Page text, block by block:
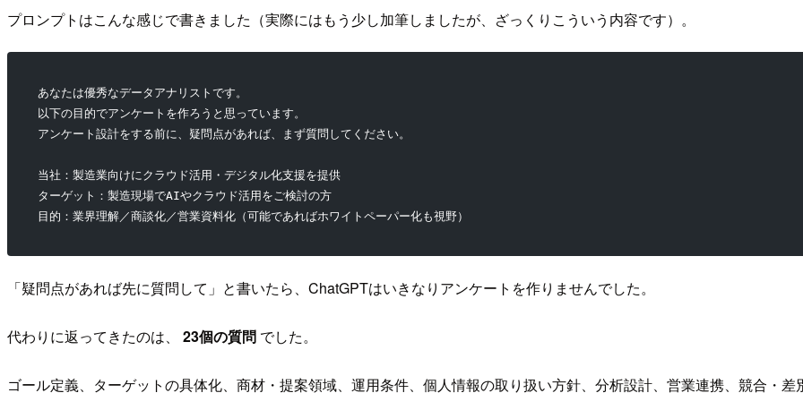
プロンプトはこんな感じで書きました（実際にはもう少し加筆しましたが、ざっくりこういう内容です）。
あなたは優秀なデータアナリストです。
以下の目的でアンケートを作ろうと思っています。
アンケート設計をする前に、疑問点があれば、まず質問してください。
当社：製造業向けにクラウド活用・デジタル化支援を提供
ターゲット：製造現場でAIやクラウド活用をご検討の方
目的：業界理解／商談化／営業資料化（可能であればホワイトペーパー化も視野）
「疑問点があれば先に質問して」と書いたら、ChatGPTはいきなりアンケートを作りませんでした。
代わりに返ってきたのは、 23個の質問 でした。
ゴール定義、ターゲットの具体化、商材・提案領域、運用条件、個人情報の取り扱い方針、分析設計、営業連携、競合・